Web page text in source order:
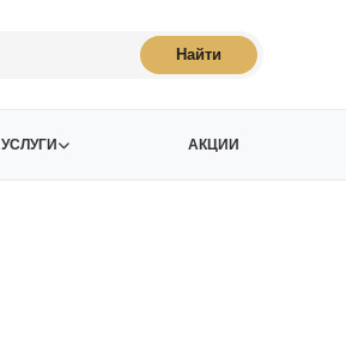
Найти
УСЛУГИ АКЦИИ